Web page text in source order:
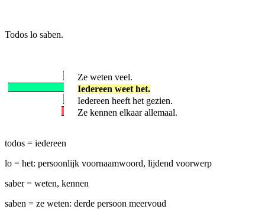
Todos lo saben.
Ze weten veel.
Iedereen weet het.
Iedereen heeft het gezien.
Ze kennen elkaar allemaal.
todos = iedereen
lo = het: persoonlijk voornaamwoord, lijdend voorwerp
saber = weten, kennen
saben = ze weten: derde persoon meervoud